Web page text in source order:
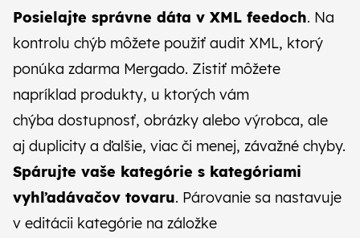
Posielajte správne dáta v XML feedoch. Na
kontrolu chýb môžete použiť audit XML, ktorý
ponúka zdarma Mergado. Zistiť môžete
napríklad produkty, u ktorých vám
chýba dostupnosť, obrázky alebo výrobca, ale
aj duplicity a ďalšie, viac či menej, závažné chyby.
Spárujte vaše kategórie s kategóriami
vyhľadávačov tovaru. Párovanie sa nastavuje
v editácii kategórie na záložke